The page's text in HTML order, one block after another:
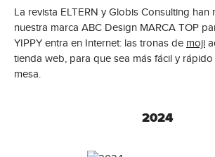
La revista ELTERN y Globis Consulting
nuestra marca ABC Design MARCA TOP
YIPPY entra en Internet: las tronas de moji
tienda web, para que sea más fácil y
mesa.
2024